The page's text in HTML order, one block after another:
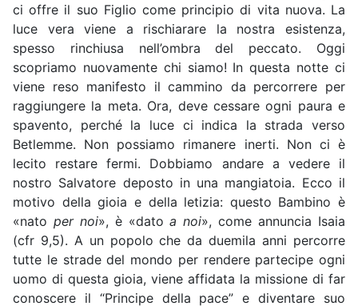
ci offre il suo Figlio come principio di vita nuova. La
luce vera viene a rischiarare la nostra esistenza,
spesso rinchiusa nell’ombra del peccato. Oggi
scopriamo nuovamente chi siamo! In questa notte ci
viene reso manifesto il cammino da percorrere per
raggiungere la meta. Ora, deve cessare ogni paura e
spavento, perché la luce ci indica la strada verso
Betlemme. Non possiamo rimanere inerti. Non ci è
lecito restare fermi. Dobbiamo andare a vedere il
nostro Salvatore deposto in una mangiatoia. Ecco il
motivo della gioia e della letizia: questo Bambino è
«nato per noi», è «dato a noi», come annuncia Isaia
(cfr 9,5). A un popolo che da duemila anni percorre
tutte le strade del mondo per rendere partecipe ogni
uomo di questa gioia, viene affidata la missione di far
conoscere il “Principe della pace” e diventare suo